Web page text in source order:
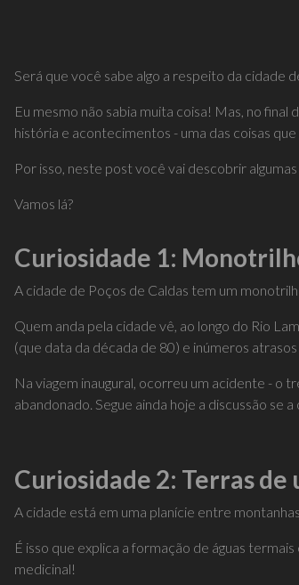
Será que você sabe algo a respeito da cidade
Eu mesmo não sabia muita coisa! Mas, no
história e acontecimentos - uma das coisas
Por isso, neste post você vai descobrir
Vamos lá?
Curiosidade 1:
A cidade de Poços de Caldas tem um
Quem anda pela cidade vê, ao longo do Rio
(que data da década de 80) e inúmeros
Na viagem inaugural, ocorreu um acidente - o
abandonado. Segue ainda hoje a discussão se
Curiosidade 2: Terras de
A cidade está em uma planície entre
É isso que explica a formação de águas
medicinal!